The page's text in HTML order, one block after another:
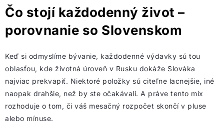
Čo stojí každodenný život –
porovnanie so Slovenskom
Keď si odmyslíme bývanie, každodenné výdavky sú tou
oblasťou, kde životná úroveň v Rusku dokáže Slováka
najviac prekvapiť. Niektoré položky sú citeľne lacnejšie, iné
naopak drahšie, než by ste očakávali. A práve tento mix
rozhoduje o tom, či váš mesačný rozpočet skončí v pluse
alebo mínuse.